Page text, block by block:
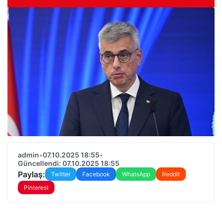
admin•07.10.2025 18:55•
Güncellendi: 07.10.2025 18:55
Paylaş: Twitter Facebook WhatsApp
Reddit
Pinterest